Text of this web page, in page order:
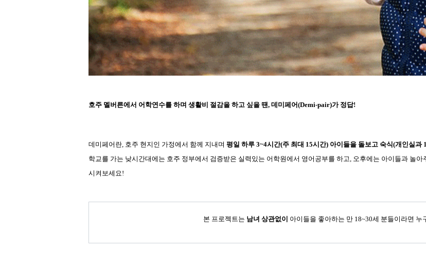
호주 멜버른에서 어학연수를 하며 생활비 절감을 하고 싶을 땐, 데미페어(Demi-pair)가 정답!
데미페어란, 호주 현지인 가정에서 함께 지내며 평일 하루 3~4시간(주 최대 15시간) 아이들을 돌보고 숙식(개인실과
학교를 가는 낮시간대에는 호주 정부에서 검증받은 실력있는 어학원에서 영어공부를 하고, 오후에는 아이들과 놀
시켜보세요!
본 프로젝트는 남녀 상관없이 아이들을 좋아하는 만 18~30세 분들이라면 누